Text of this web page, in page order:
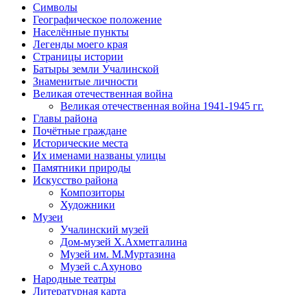
Символы
Географическое положение
Населённые пункты
Легенды моего края
Страницы истории
Батыры земли Учалинской
Знаменитые личности
Великая отечественная война
Великая отечественная война 1941-1945 гг.
Главы района
Почётные граждане
Исторические места
Их именами названы улицы
Памятники природы
Искусство района
Композиторы
Художники
Музеи
Учалинский музей
Дом-музей Х.Ахметгалина
Музей им. М.Муртазина
Музей с.Ахуново
Народные театры
Литературная карта